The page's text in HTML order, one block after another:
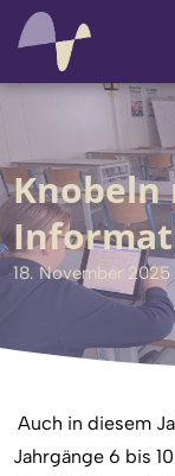
Knobeln
18. November 2025
Auch in diesem
Jahrgänge 6 bis